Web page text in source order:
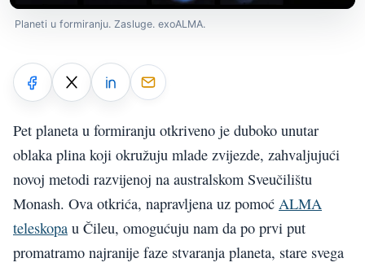
Planeti u formiranju. Zasluge. exoALMA.
Pet planeta u formiranju otkriveno je duboko unutar
oblaka plina koji okružuju mlade zvijezde, zahvaljujući
novoj metodi razvijenoj na australskom Sveučilištu
Monash. Ova otkrića, napravljena uz pomoć ALMA
teleskopa u Čileu, omogućuju nam da po prvi put
promatramo najranije faze stvaranja planeta, stare svega